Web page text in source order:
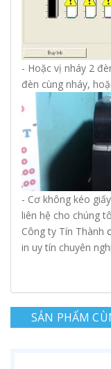
- Hoặc vị nháy 2
đèn cùng nháy,
- Cơ không kéo
liên hệ cho chúng
Công ty Tín Thành
in uy tín chuyên
SẢN PHẨM